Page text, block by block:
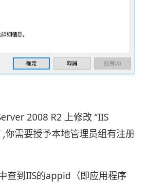
2008 R2 上修改 “IIS
你需要授予本地管理员组有注册
查到IIS的appid（即应用程序